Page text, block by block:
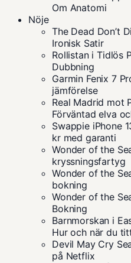
Om Anatomi
Nöje
The Dead Don’t
Ironisk Satir
Rollistan i Tidlös
Dubbning
Garmin Fenix 7
jämförelse
Real Madrid mot
Förväntad elva
Swappie iPhone
kr med garanti
Wonder of the
kryssningsfartyg
Wonder of the
bokning
Wonder of the
Bokning
Barnmorskan i
Hur och när du
Devil May Cry
på Netflix